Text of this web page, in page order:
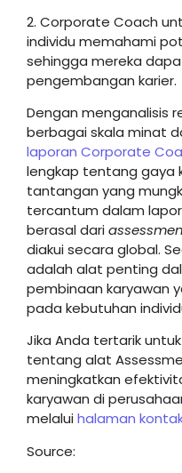
2. Corporate Coach
individu memahami
sehingga mereka
pengembangan karier.
Dengan menganalisis
berbagai skala minat
laporan Corporate
lengkap tentang gaya
tantangan yang
tercantum dalam
berasal dari
diakui secara global.
adalah alat penting
pembinaan karyawan
pada kebutuhan
Jika Anda tertarik
tentang alat
meningkatkan
karyawan di
melaluihalaman
Source: